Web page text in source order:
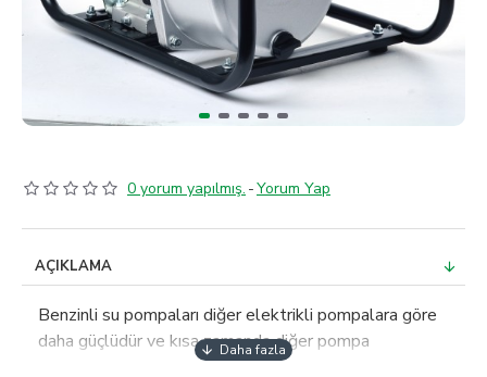
0 yorum yapılmış. -Yorum Yap
AÇIKLAMA
Benzinli su pompaları diğer elektrikli pompalara göre
daha güçlüdür ve kısa zamanda diğer pompa
türlerinden çok daha fazla suyu daha hızlı hareket